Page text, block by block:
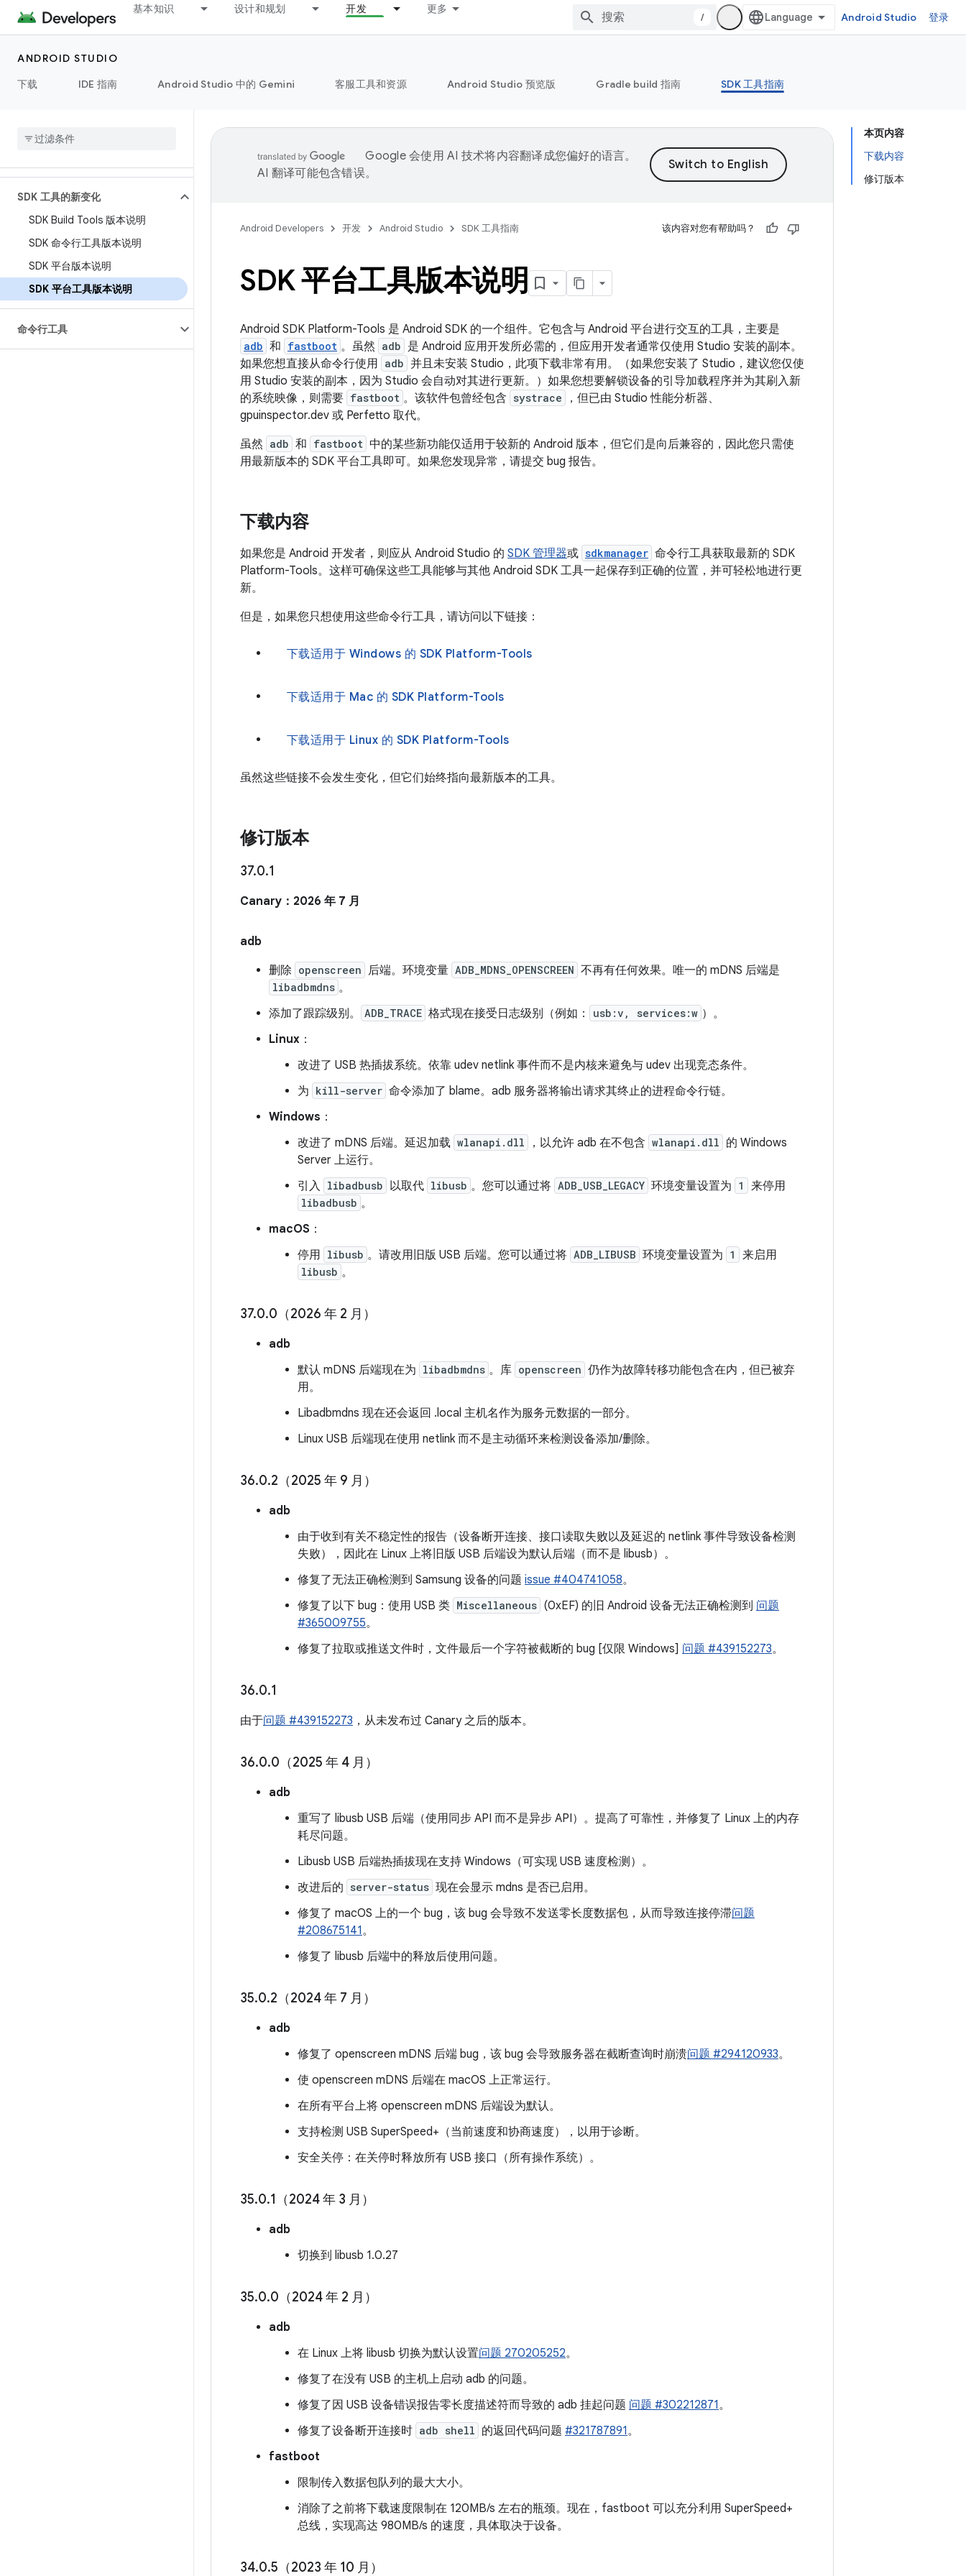
基本知识 设计和规划 开发 更多
/ Android Studio 登录
ANDROID STUDIO
下载
IDE 指南 Android Studio 中的 Gemini 客服工具和资源 Android Studio 预览版 Gradle build 指南 SDK 工具指南
SDK 工具的新变化
SDK Build Tools 版本说明
SDK 命令行工具版本说明
SDK 平台版本说明
SDK 平台工具版本说明
命令行工具
本页内容
下载内容
修订版本
Google 会使用 AI 技术将内容翻译成您偏好的语言。
AI 翻译可能包含错误。
Android Developers 开发 Android Studio SDK 工具指南 该内容对您有帮助吗？
SDK 平台工具版本说明
Android SDK Platform-Tools 是 Android SDK 的一个组件。它包含与 Android 平台进行交互的工具，主要是
adb 和 fastboot 。虽然 adb 是 Android 应用开发所必需的，但应用开发者通常仅使用 Studio 安装的副本。
如果您想直接从命令行使用 adb 并且未安装 Studio，此项下载非常有用。（如果您安装了 Studio，建议您仅使
用 Studio 安装的副本，因为 Studio 会自动对其进行更新。）如果您想要解锁设备的引导加载程序并为其刷入新
的系统映像，则需要 fastboot 。该软件包曾经包含 systrace
，但已由 Studio 性能分析器、
gpuinspector.dev 或 Perfetto 取代。
虽然 adb 和 fastboot 中的某些新功能仅适用于较新的 Android 版本，但它们是向后兼容的，因此您只需使
用最新版本的 SDK 平台工具即可。如果您发现异常，请提交 bug 报告。
下载内容
如果您是 Android 开发者，则应从 Android Studio 的 SDK 管理器或 sdkmanager 命令行工具获取最新的 SDK
Platform-Tools。这样可确保这些工具能够与其他 Android SDK 工具一起保存到正确的位置，并可轻松地进行更
新。
但是，如果您只想使用这些命令行工具，请访问以下链接：
下载适用于 Windows 的 SDK Platform-Tools
下载适用于 Mac 的 SDK Platform-Tools
下载适用于 Linux 的 SDK Platform-Tools
虽然这些链接不会发生变化，但它们始终指向最新版本的工具。
修订版本
37.0.1
Canary：2026 年 7 月
adb
删除 openscreen 后端。环境变量 ADB_MDNS_OPENSCREEN 不再有任何效果。唯一的 mDNS 后端是
libadbmdns 。
添加了跟踪级别。
ADB_TRACE 格式现在接受日志级别（例如： usb:v, services:w ）。
Linux ：
改进了 USB 热插拔系统。依靠 udev netlink 事件而不是内核来避免与 udev 出现竞态条件。
为 kill-server 命令添加了 blame。adb 服务器将输出请求其终止的进程命令行链。
Windows ：
改进了 mDNS 后端。延迟加载 wlanapi.dll ，以允许 adb 在不包含 wlanapi.dll 的 Windows
Server 上运行。
引入 libadbusb 以取代 libusb 。您可以通过将 ADB_USB_LEGACY 环境变量设置为 1 来停用
libadbusb 。
macOS ：
停用 libusb 。请改用旧版 USB 后端。您可以通过将 ADB_LIBUSB 环境变量设置为 1 来启用
libusb 。
37.0.0（2026 年 2 月）
adb
默认 mDNS 后端现在为 libadbmdns 。库 openscreen 仍作为故障转移功能包含在内，但已被弃
用。
Libadbmdns 现在还会返回 .local 主机名作为服务元数据的一部分。
Linux USB 后端现在使用 netlink 而不是主动循环来检测设备添加/删除。
36.0.2（2025 年 9 月）
adb
由于收到有关不稳定性的报告（设备断开连接、接口读取失败以及延迟的 netlink 事件导致设备检测
失败），因此在 Linux 上将旧版 USB 后端设为默认后端（而不是 libusb）。
修复了无法正确检测到 Samsung 设备的问题 issue #404741058。
修复了以下 bug：使用 USB 类 Miscellaneous (0xEF) 的旧 Android 设备无法正确检测到 问题
#365009755。
修复了拉取或推送文件时，文件最后一个字符被截断的 bug [仅限 Windows] 问题 #439152273。
36.0.1
由于问题 #439152273 ，从未发布过 Canary 之后的版本。
36.0.0（2025 年 4 月）
adb
重写了 libusb USB 后端（使用同步 API 而不是异步 API）。提高了可靠性，并修复了 Linux 上的内存
耗尽问题。
Libusb USB 后端热插拔现在支持 Windows（可实现 USB 速度检测）。
改进后的 server-status 现在会显示 mdns 是否已启用。
修复了 macOS 上的一个 bug，该 bug 会导致不发送零长度数据包，从而导致连接停滞问题
#208675141。
修复了 libusb 后端中的释放后使用问题。
35.0.2（2024 年 7 月）
adb
修复了 openscreen mDNS 后端 bug，该 bug 会导致服务器在截断查询时崩溃问题 #294120933。
使 openscreen mDNS 后端在 macOS 上正常运行。
在所有平台上将 openscreen mDNS 后端设为默认。
支持检测 USB SuperSpeed+（当前速度和协商速度），以用于诊断。
安全关停：在关停时释放所有 USB 接口（所有操作系统）。
35.0.1（2024 年 3 月）
adb
切换到 libusb 1.0.27
35.0.0（2024 年 2 月）
adb
在 Linux 上将 libusb 切换为默认设置问题 270205252。
修复了在没有 USB 的主机上启动 adb 的问题。
修复了因 USB 设备错误报告零长度描述符而导致的 adb 挂起问题 问题 #302212871。
修复了设备断开连接时 adb shell 的返回代码问题 #321787891。
fastboot
限制传入数据包队列的最大大小。
消除了之前将下载速度限制在 120MB/s 左右的瓶颈。现在，fastboot 可以充分利用 SuperSpeed+
总线，实现高达 980MB/s 的速度，具体取决于设备。
34.0.5（2023 年 10 月）